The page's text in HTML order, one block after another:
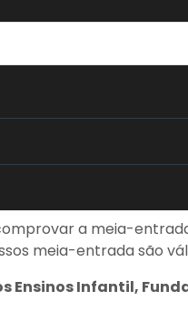
Meia-
a meia-
meia-entrada são
Ensinos Infantil,